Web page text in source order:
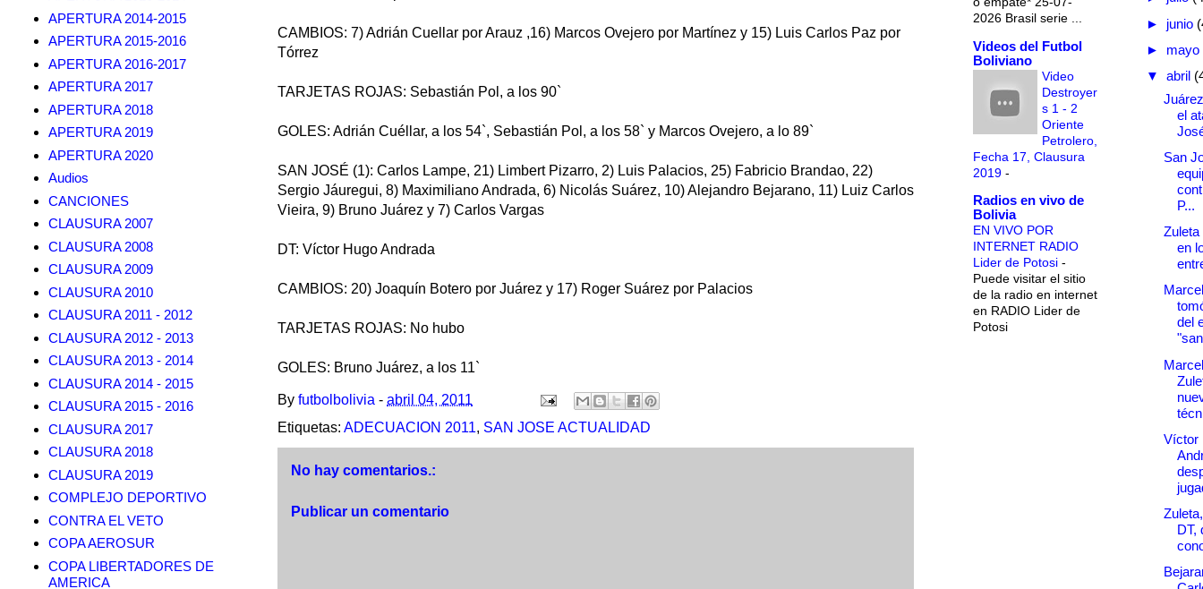
CAMBIOS: 7) Adrián Cuellar por Arauz ,16) Marcos Ovejero por Martínez y 15) Luis Carlos Paz por
Tórrez
TARJETAS ROJAS: Sebastián Pol, a los 90`
GOLES: Adrián Cuéllar, a los 54`, Sebastián Pol, a los 58` y Marcos Ovejero, a lo 89`
SAN JOSÉ (1): Carlos Lampe, 21) Limbert Pizarro, 2) Luis Palacios, 25) Fabricio Brandao, 22)
Sergio Jáuregui, 8) Maximiliano Andrada, 6) Nicolás Suárez, 10) Alejandro Bejarano, 11) Luiz Carlos
Vieira, 9) Bruno Juárez y 7) Carlos Vargas
DT: Víctor Hugo Andrada
CAMBIOS: 20) Joaquín Botero por Juárez y 17) Roger Suárez por Palacios
TARJETAS ROJAS: No hubo
GOLES: Bruno Juárez, a los 11`
By futbolbolivia - abril 04, 2011
Etiquetas: ADECUACION 2011, SAN JOSE ACTUALIDAD
No hay comentarios.:
Publicar un comentario
APERTURA 2014-2015
APERTURA 2015-2016
APERTURA 2016-2017
APERTURA 2017
APERTURA 2018
APERTURA 2019
APERTURA 2020
Audios
CANCIONES
CLAUSURA 2007
CLAUSURA 2008
CLAUSURA 2009
CLAUSURA 2010
CLAUSURA 2011 - 2012
CLAUSURA 2012 - 2013
CLAUSURA 2013 - 2014
CLAUSURA 2014 - 2015
CLAUSURA 2015 - 2016
CLAUSURA 2017
CLAUSURA 2018
CLAUSURA 2019
COMPLEJO DEPORTIVO
CONTRA EL VETO
COPA AEROSUR
COPA LIBERTADORES DE
AMERICA
2026 Brasil serie ...
Videos del Futbol
Boliviano
Video
Destroyer
s 1 - 2
Oriente
Petrolero,
Fecha 17, Clausura
2019 -
Radios en vivo de
Bolivia
EN VIVO POR
INTERNET RADIO
Lider de Potosi -
Puede visitar el sitio
de la radio en internet
en RADIO Lider de
Potosi
► junio
► mayo
▼ abril
el
San
P...
Zuleta
en
del
Víctor
DT,